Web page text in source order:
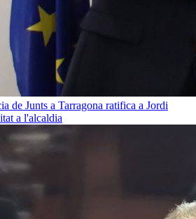
de Junts a Tarragona ratifica a Jordi
a l'alcaldia